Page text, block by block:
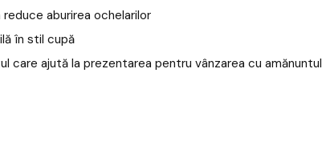
aburirea ochelarilor
în stil cupă
care ajută la prezentarea pentru vânzarea cu amănuntul